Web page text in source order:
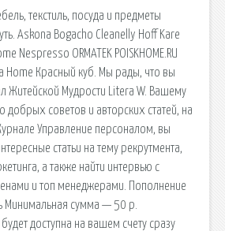
текстиль, посуда и предметы
Askona Bogacho Cleanelly Hoff Kare
Nespresso ORMATEK POISKHOME.RU
Home Красный куб. Мы рады, что вы
Житейской Мудрости Litera W. Вашему
советов и авторских статей, на
Управление персоналом, вы
статьи на тему рекрутмента,
а также найти интервью с
и топ менеджерами. Пополнение
Минимальная сумма — 50 р.
доступна на вашем счету сразу